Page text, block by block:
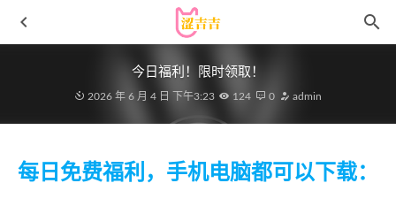
今日福利！限时领取！
2026 年 6 月 4 日 下午3:23 124 0 admin
每日免费福利，手机电脑都可以下载：